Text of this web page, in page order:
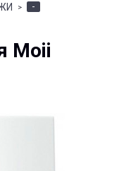
-
Moii